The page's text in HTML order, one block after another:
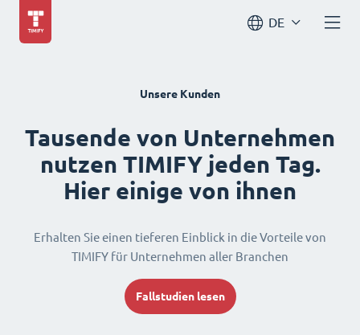
DE
Unsere Kunden
Tausende von Unternehmen
nutzen TIMIFY jeden Tag.
Hier einige von ihnen
Erhalten Sie einen tieferen Einblick in die Vorteile von
TIMIFY für Unternehmen aller Branchen
Fallstudien lesen